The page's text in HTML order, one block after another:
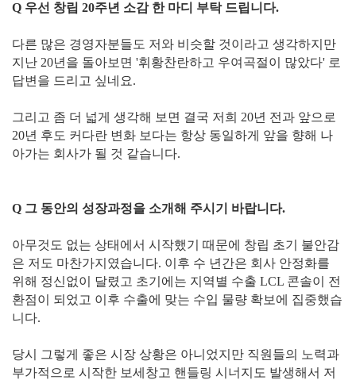
Q 우선 창립 20주년 소감 한 마디 부탁 드립니다.
다른 많은 경영자분들도 저와 비슷할 것이라고 생각하지만
지난 20년을 돌아보면 '휘황찬란하고 우여곡절이 많았다' 로
답변을 드리고 싶네요.
그리고 좀 더 넓게 생각해 보면 결국 저희 20년 전과 앞으로
20년 후도 커다란 변화 보다는 항상 동일하게 앞을 향해 나
아가는 회사가 될 것 같습니다.
Q 그 동안의 성장과정을 소개해 주시기 바랍니다.
아무것도 없는 상태에서 시작했기 때문에 창립 초기 불안감
은 저도 마찬가지였습니다. 이후 수 년간은 회사 안정화를
위해 정신없이 달렸고 초기에는 지역별 수출 LCL 콘솔이 전
환점이 되었고 이후 수출에 맞는 수입 물량 확보에 집중했습
니다.
당시 그렇게 좋은 시장 상황은 아니었지만 직원들의 노력과
부가적으로 시작한 보세창고 핸들링 시너지도 발생해서 저